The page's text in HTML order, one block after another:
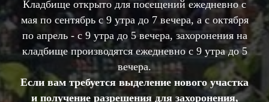
Кладбище открыто для посещений ежедневно с
мая по сентябрь с 9 утра до 7 вечера, а с октября
по апрель - с 9 утра до 5 вечера, захоронения на
кладбище производятся ежедневно с 9 утра до 5
вечера.
Если вам требуется выделение нового участка
и получение разрешения для захоронения,